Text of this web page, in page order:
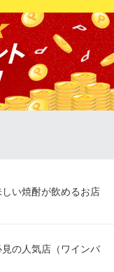
る
い焼酎が飲めるお店
の人気店（ワインバ